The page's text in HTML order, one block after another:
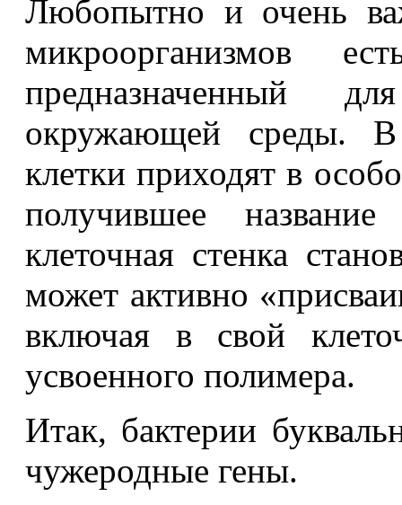
Любопытно и очень
микроорганизмов
предназначенный
окружающей среды. В
клетки приходят в
получившее
клеточная стенка
может активно
включая в свой
усвоенного полимера.
Итак, бактерии
чужеродные гены.